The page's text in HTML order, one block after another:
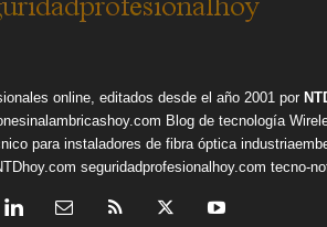
online, editados desde el año 2001 por
Blog de tecnología
para instaladores de fibra óptica
seguridadprofesionalhoy.com tecno-